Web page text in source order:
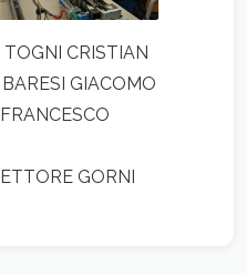
TOGNI CRISTIAN
GIACOMO
GORNI